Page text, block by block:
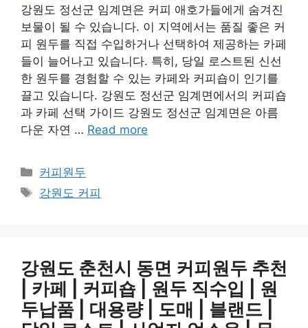
강원도 정선군 임계면은 커피 애호가들에게 숨겨진
보물이 될 수 있습니다. 이 지역에서는 품질 좋은 커
피 원두를 직접 수입하거나 선택하여 제공하는 카페
들이 늘어나고 있습니다. 특히, 당일 로스트된 신선
한 원두를 경험할 수 있는 카페와 커피숍이 인기를
끌고 있습니다. 강원도 정선군 임계면에서의 커피숍
과 카페 선택 가이드 강원도 정선군 임계면은 아름
다운 자연 … Read more
카
테
고
커피원두
태
강원도 커피
강원도 춘천시 동면 커피원두 추천
| 카페 | 커피숍 | 원두 직수입 | 원
두납품 | 대용량 | 도매 | 블랜드 |